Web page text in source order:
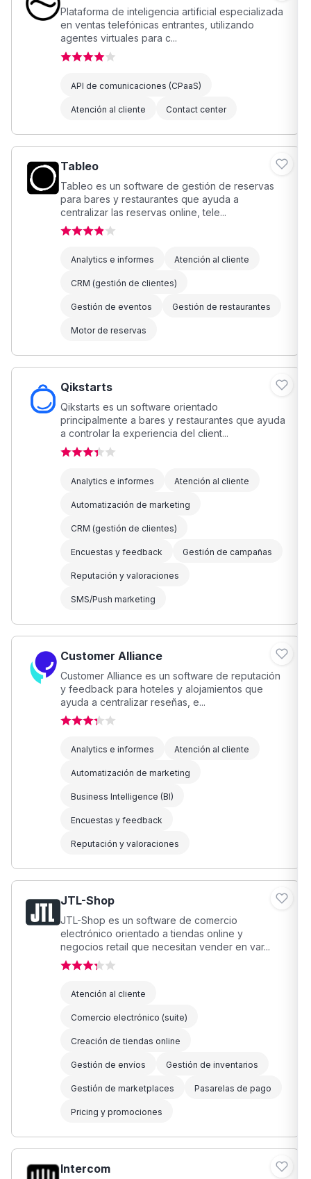
Plataforma de inteligencia artificial especializada
en ventas telefónicas entrantes, utilizando
agentes virtuales para c...
API de comunicaciones (CPaaS)
Atención al cliente Contact center
Tableo
Tableo es un software de gestión de reservas
para bares y restaurantes que ayuda a
centralizar las reservas online, tele...
Analytics e informes Atención al cliente
CRM (gestión de clientes)
Gestión de eventos Gestión de restaurantes
Motor de reservas
Qikstarts
Qikstarts es un software orientado
principalmente a bares y restaurantes que ayuda
a controlar la experiencia del client...
Analytics e informes Atención al cliente
Automatización de marketing
CRM (gestión de clientes)
Encuestas y feedback Gestión de campañas
Reputación y valoraciones
SMS/Push marketing
Customer Alliance
Customer Alliance es un software de reputación
y feedback para hoteles y alojamientos que
ayuda a centralizar reseñas, e...
Analytics e informes Atención al cliente
Automatización de marketing
Business Intelligence (BI)
Encuestas y feedback
Reputación y valoraciones
JTL-Shop
JTL-Shop es un software de comercio
electrónico orientado a tiendas online y
negocios retail que necesitan vender en var...
Atención al cliente
Comercio electrónico (suite)
Creación de tiendas online
Gestión de envíos Gestión de inventarios
Gestión de marketplaces Pasarelas de pago
Pricing y promociones
Intercom